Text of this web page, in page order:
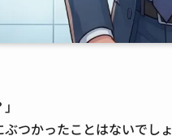
つかったことはないでし